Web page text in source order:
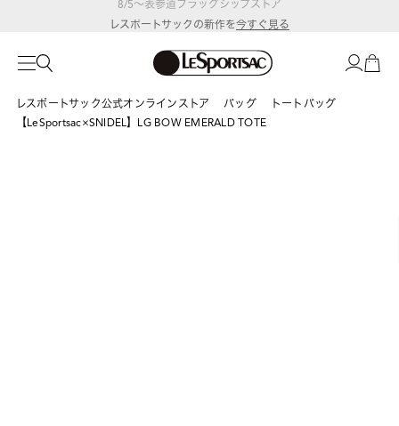
レスポートサックの新作を今すぐ見る
レスポートサック公式オンラインストア バッグ
トートバッグ
【LeSportsac×SNIDEL】LG BOW EMERALD TOTE